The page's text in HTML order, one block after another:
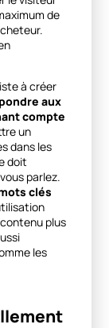
de
à créer
aux
compte
un
dans les
doit
parlez.
clés
plus
les